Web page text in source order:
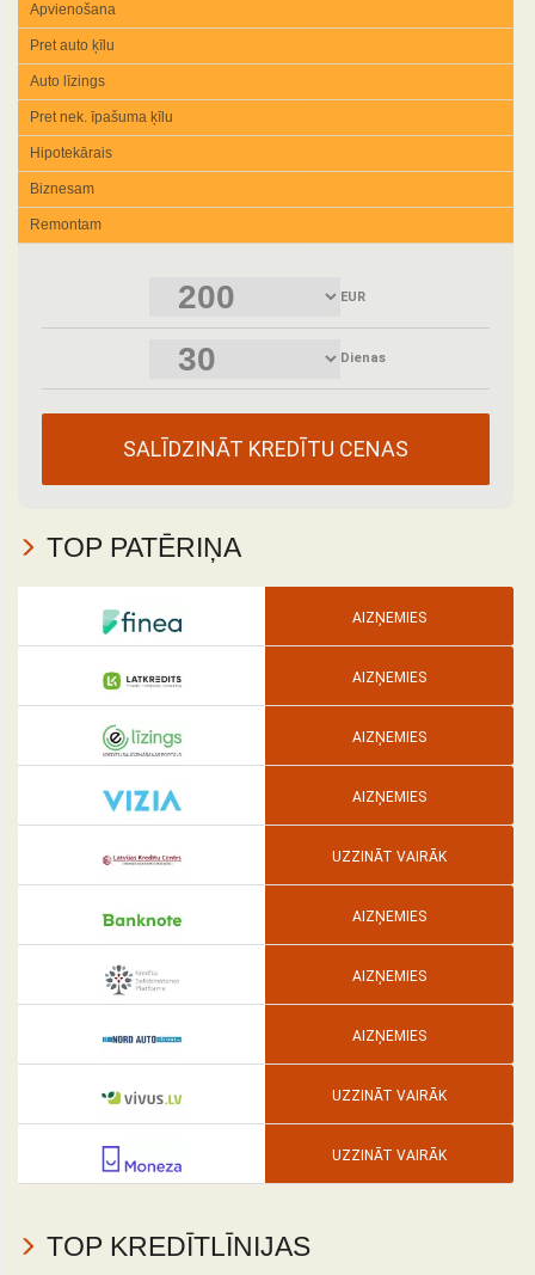
Apvienošana
Pret auto ķīlu
Auto līzings
Pret nek. īpašuma ķīlu
Hipotekārais
Biznesam
Remontam
EUR
Dienas
TOP PATĒRIŅA
AIZŅEMIES
AIZŅEMIES
AIZŅEMIES
AIZŅEMIES
UZZINĀT VAIRĀK
AIZŅEMIES
AIZŅEMIES
AIZŅEMIES
UZZINĀT VAIRĀK
UZZINĀT VAIRĀK
TOP KREDĪTLĪNIJAS